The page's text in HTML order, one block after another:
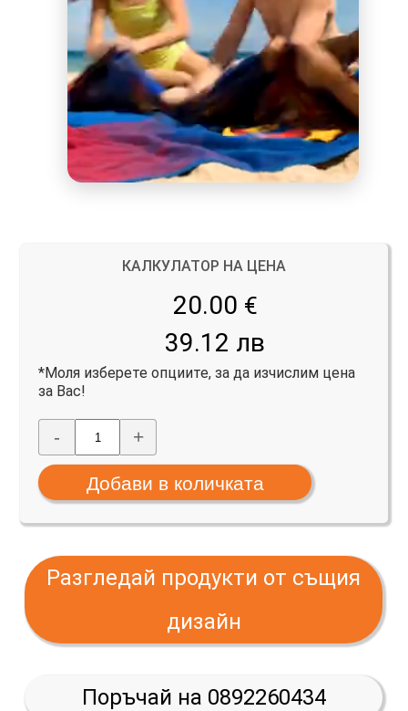
КАЛКУЛАТОР НА ЦЕНА
20.00 €
39.12 лв
*Моля изберете опциите, за да изчислим цена
за Вас!
- +
Разгледай продукти от същия
дизайн
Поръчай на 0892260434